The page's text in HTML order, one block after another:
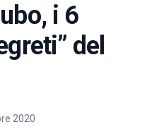
i 6
del
2020